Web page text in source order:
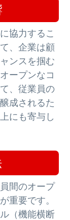
協力するこ
、企業は顧
ンスを掴む
ープンなコ
、従業員の
成されるた
にも寄与し
間のオープ
重要です。
（機能横断